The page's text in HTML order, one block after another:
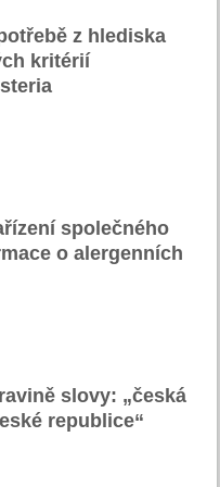
z hlediska
kritérií
společného
o alergenních
slovy: „česká
republice“